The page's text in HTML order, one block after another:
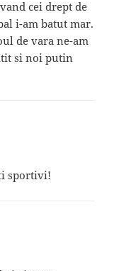
cei drept de
i-am batut mar.
de vara ne-am
si noi putin
sportivi!